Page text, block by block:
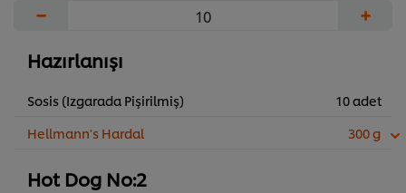
− +
Hazırlanışı
Sosis (Izgarada Pişirilmiş)
10 adet
Hellmann's Hardal
300 g
Hot Dog No:2